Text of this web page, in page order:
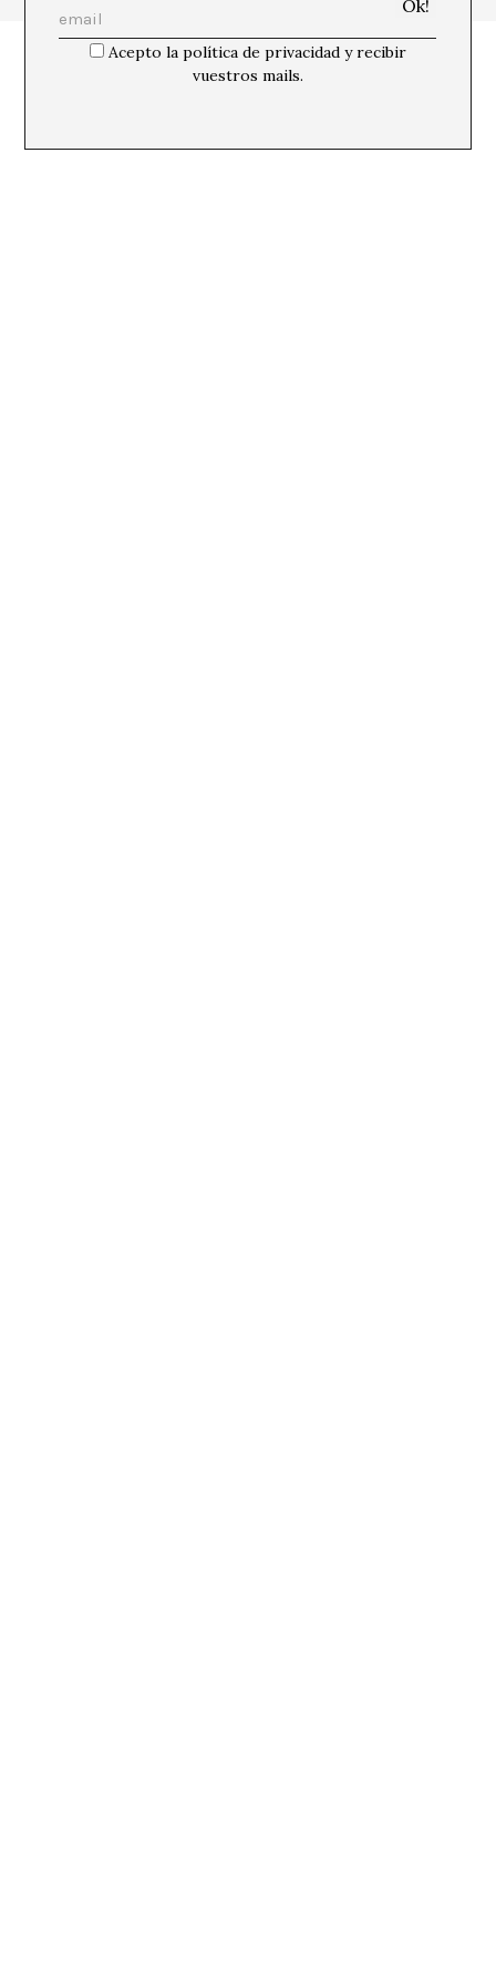
Acepto la política de privacidad y recibir
vuestros mails.